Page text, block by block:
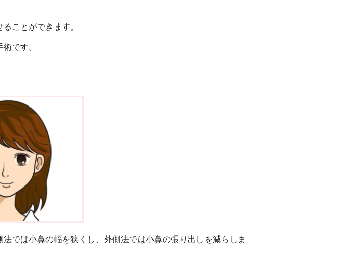
ことができます。
です。
では小鼻の幅を狭くし、外側法では小鼻の張り出しを減らしま